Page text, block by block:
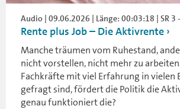
Audio | 09.06.2026 | Länge: 00:03:18 | SR 3
Rente plus Job – Die Aktivrente
Manche träumen vom Ruhestand,
nicht vorstellen, nicht mehr zu
Fachkräfte mit viel Erfahrung in vielen
gefragt sind, fördert die Politik die
genau funktioniert die?